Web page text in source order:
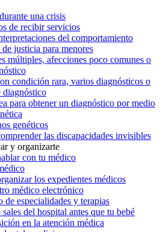
una crisis
de recibir servicios
del comportamiento
de justicia para menores
múltiples, afecciones poco comunes o
condición rara, varios diagnósticos o
diagnóstico
para obtener un diagnóstico por medio
genéticos
las discapacidades invisibles
y organizarte
con tu médico
los expedientes médicos
médico electrónico
de especialidades y terapias
del hospital antes que tu bebé
en la atención médica